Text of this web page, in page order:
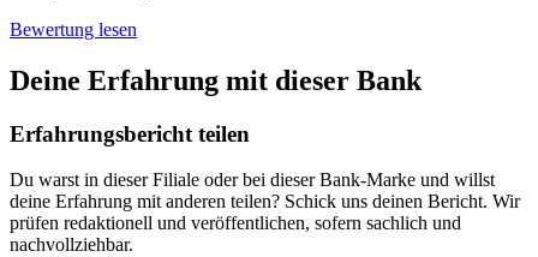
Bewertung lesen
Deine Erfahrung mit dieser Bank
Erfahrungsbericht teilen
Du warst in dieser Filiale oder bei dieser Bank-Marke und willst
deine Erfahrung mit anderen teilen? Schick uns deinen Bericht. Wir
prüfen redaktionell und veröffentlichen, sofern sachlich und
nachvollziehbar.